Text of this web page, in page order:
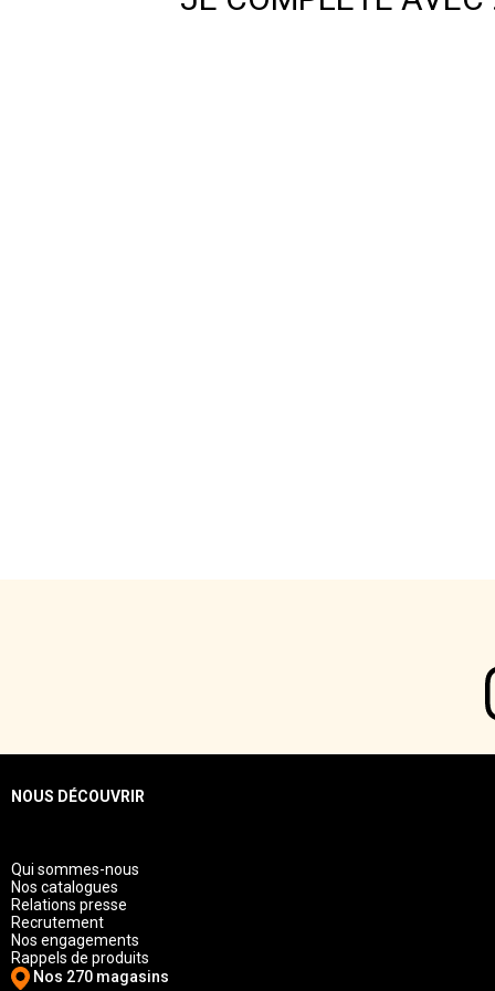
NOUS DÉCOUVRIR
Qui sommes-nous
Nos catalogues
Relations presse
Recrutement
Nos engagements
Rappels de produits
Nos 270 magasins